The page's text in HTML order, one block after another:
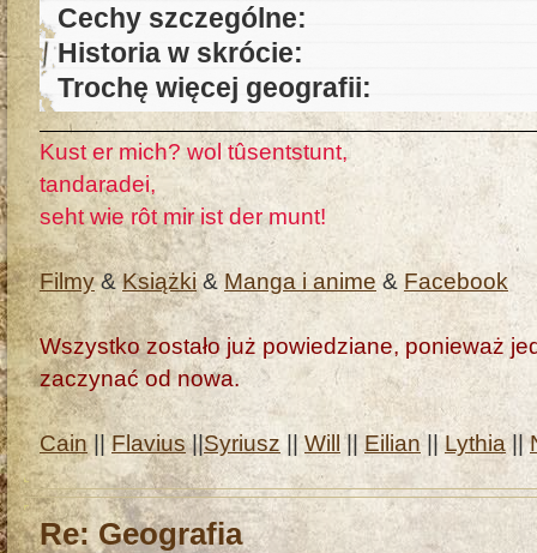
Cechy szczególne:
Historia w skrócie:
Trochę więcej geografii:
Kust er mich? wol tûsentstunt,
tandaradei,
seht wie rôt mir ist der munt!
Filmy&Książki&Manga i anime& Facebook
Wszystko zostało już powiedziane, ponieważ
zaczynać od nowa.
Cain||Flavius||Syriusz || Will|| Eilian||Lythia||
Re: Geografia